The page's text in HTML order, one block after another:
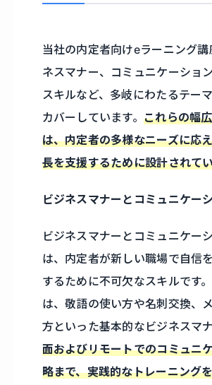
当社の内定者向けeラーニング
ネスマナー、コミュニケーショ
スキルなど、多岐にわたるテー
カバーしています。これらの幅
は、内定者の多様なニーズに応
長を支援するために設計されて
ビジネスマナーとコミュニケー
ビジネスマナーとコミュニケー
は、内定者が新しい職場で自信
するために不可欠なスキルです
は、敬語の使い方や名刺交換、
方といった基本的なビジネスマナ
面およびリモートでのコミュニ
略まで、実践的なトレーニング